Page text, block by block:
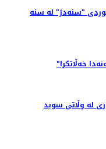
"سنەدژ" لە سنە
خەڵاتکرا
لە وڵاتی سوید